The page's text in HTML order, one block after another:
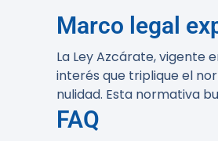
Marco legal
La Ley Azcárate, vigente
interés que triplique el
nulidad. Esta normativa
FAQ